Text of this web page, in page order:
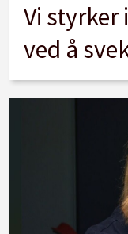
Vi styrker
ved å